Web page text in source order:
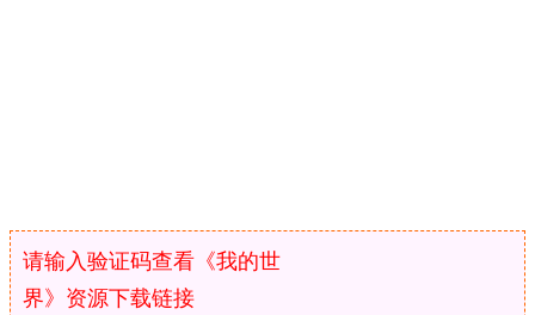
请输入验证码查看《我的世
界》资源下载链接